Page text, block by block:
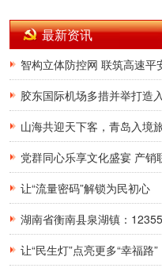
最新资讯
党群同心乐享文化盛宴 产销
让“流量密码”解锁为民初心
让“民生灯”点亮更多“幸福路”